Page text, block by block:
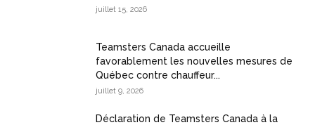
juillet 15, 2026
Teamsters Canada accueille
favorablement les nouvelles mesures de
Québec contre chauffeur...
juillet 9, 2026
Déclaration de Teamsters Canada à la